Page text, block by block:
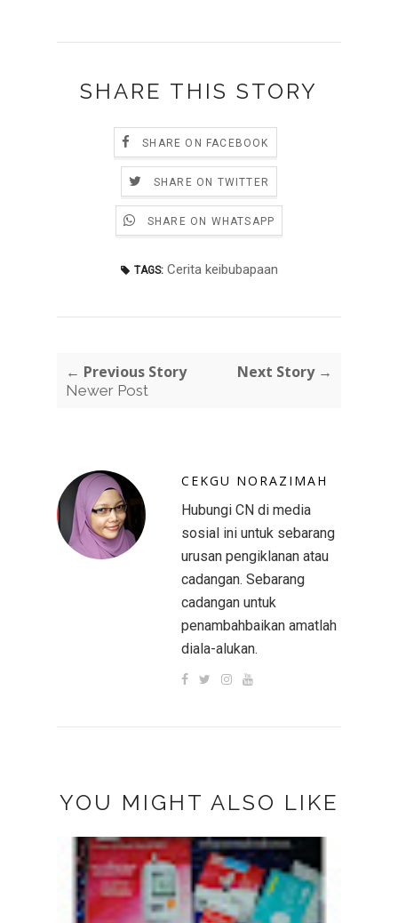
SHARE THIS STORY
SHARE ON FACEBOOK
SHARE ON TWITTER
SHARE ON WHATSAPP
TAGS: Cerita keibubapaan
← Previous Story
Newer Post
Next Story →
CEKGU NORAZIMAH
Hubungi CN di media
sosial ini untuk sebarang
urusan pengiklanan atau
cadangan. Sebarang
cadangan untuk
penambahbaikan amatlah
diala-alukan.
YOU MIGHT ALSO LIKE